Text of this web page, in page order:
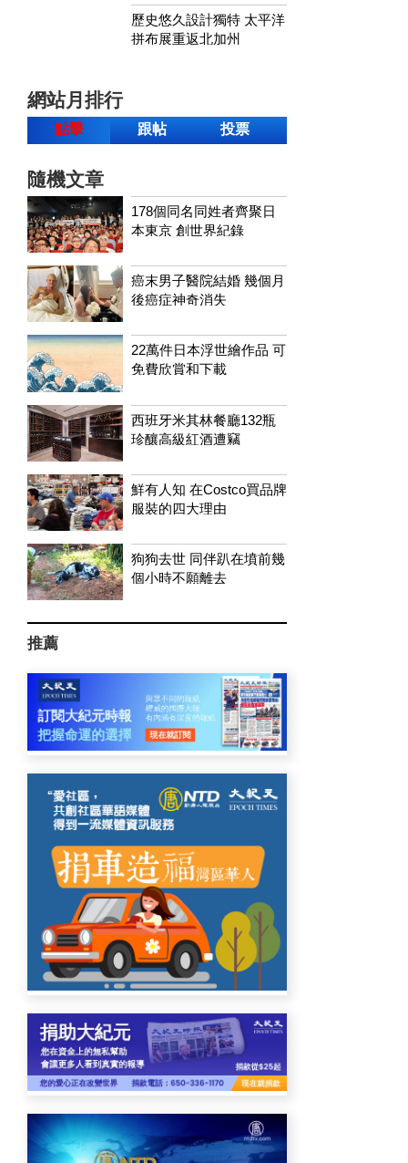
歷史悠久設計獨特 太平洋
拼布展重返北加州
網站月排行
點擊 跟帖 投票
隨機文章
178個同名同姓者齊聚日
本東京 創世界紀錄
癌末男子醫院結婚 幾個月
後癌症神奇消失
22萬件日本浮世繪作品 可
免費欣賞和下載
西班牙米其林餐廳132瓶
珍釀高級紅酒遭竊
鮮有人知 在Costco買品牌
服裝的四大理由
狗狗去世 同伴趴在墳前幾
個小時不願離去
推薦